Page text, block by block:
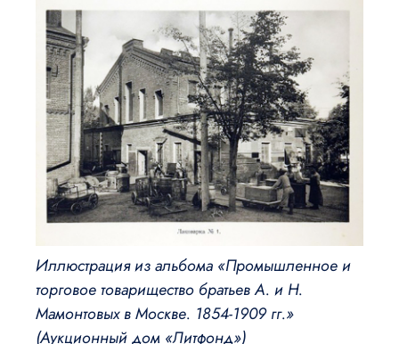
Иллюстрация из альбома «Промышленное и
торговое товарищество братьев А. и Н.
Мамонтовых в Москве. 1854-1909 гг.»
(Аукционный дом «Литфонд»)